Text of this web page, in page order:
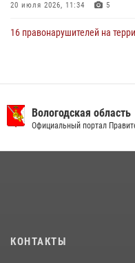
20 июля 2026, 11:34 5
16 правонарушителей на
В Великом Устюге
стрельбу
Росгвардии в Вологодской
Вологодская область
Официальный портал
КОНТАКТЫ